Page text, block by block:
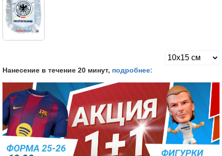
Нанесение в течение 20 минут, подробнее: